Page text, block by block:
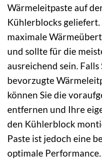
Wärmeleitpaste auf
Kühlerblocks geliefert.
maximale
und sollte für die
ausreichend sein.
bevorzugte
können Sie die
entfernen und Ihre
den Kühlerblock
Paste ist jedoch eine
optimale Performance.